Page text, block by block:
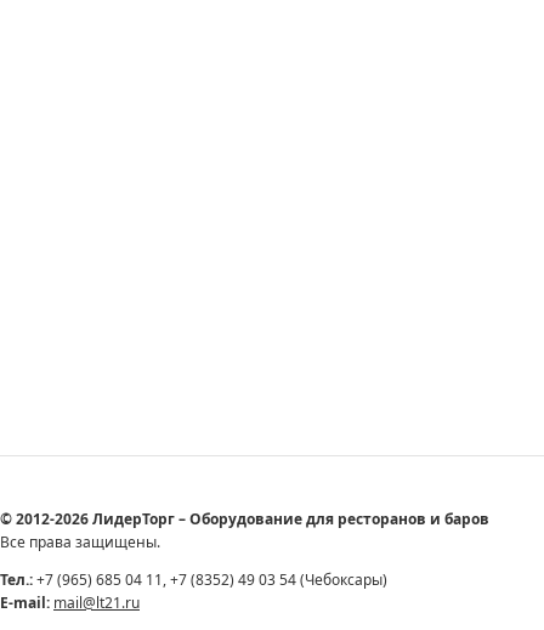
© 2012-2026 ЛидерТорг – Оборудование для ресторанов и баров
Все права защищены.
Тел.:+7 (965) 685 04 11, +7 (8352) 49 03 54 (Чебоксары)
E-mail: mail@lt21.ru